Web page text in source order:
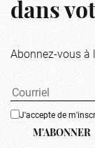
dans
Abonnez-vous à
J'accepte de
M'ABONNER